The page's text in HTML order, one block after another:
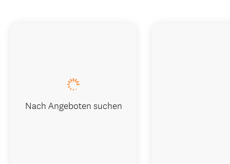
Nach Angeboten suchen